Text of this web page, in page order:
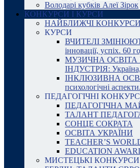
Володарі кубків Алеї Зірок
КОНКУРСИ І КУРСИ
НАЙБЛИЖЧІ КОНКУРСИ
КУРСИ
ВЧИТЕЛІ
інновації, успіх. 60
МУЗИЧНА ОСВІТА
ІНДУСТРІЯ:
ІНКЛЮЗИВНА
психологічні
ПЕДАГОГІЧНІ
ПЕДАГОГІЧНА
ТАЛАНТ
СОНЦЕ СОКРАТА
ОСВІТА УКРАЇНИ
TEACHER’S
EDUCATION
МИСТЕЦЬКІ КОНКУРСИ